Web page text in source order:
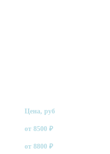
Цена, руб
от8500 ₽
от8800 ₽